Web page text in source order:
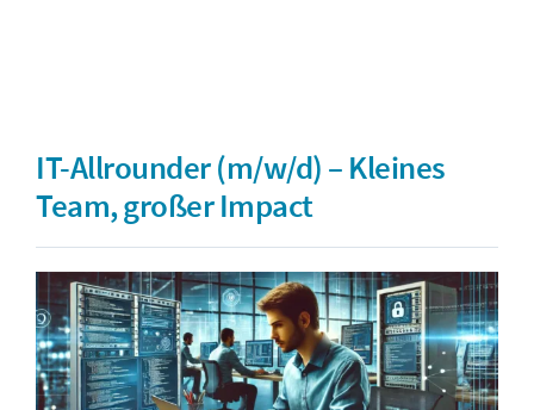
IT-Allrounder (m/w/d) – Kleines
Team, großer Impact